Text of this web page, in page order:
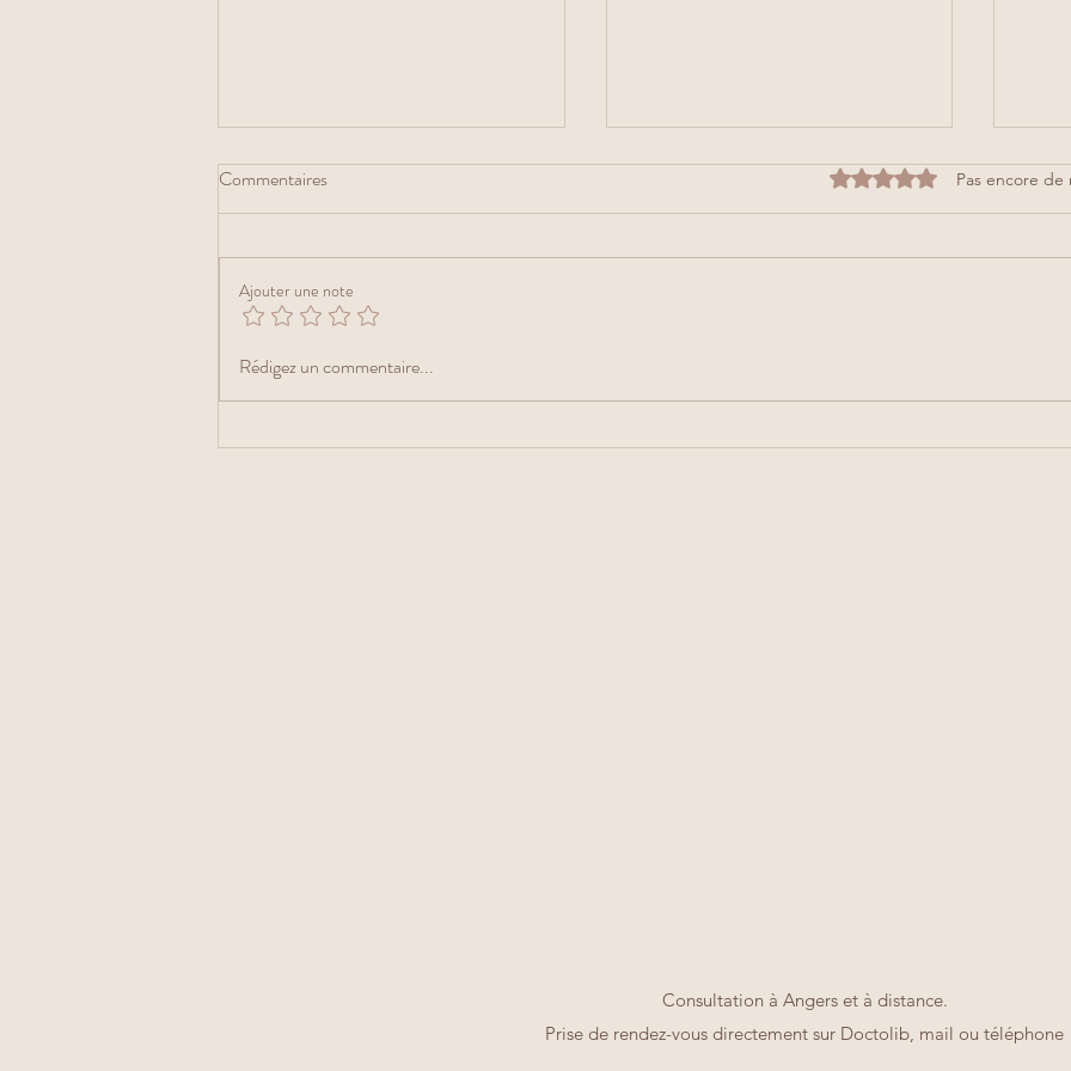
Ne fini pas ton assiette si tu n’as
plus faim
Commentaires Noté 0 étoile sur 5.Pas encore de
Ajouter une note
Rédigez un commentaire...
Consultation à Angers et à distance.
Prise de rendez-vous directement sur Doctolib, mail ou téléphone